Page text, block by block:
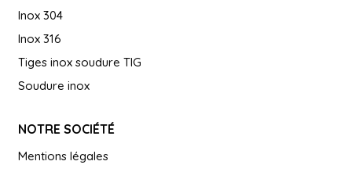
Inox 304
Inox 316
Tiges inox soudure TIG
Soudure inox
NOTRE SOCIÉTÉ
Mentions légales